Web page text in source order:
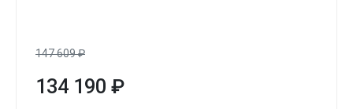
147 609₽
134 190 ₽